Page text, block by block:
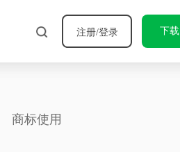
下载
注册/登录
商标使用